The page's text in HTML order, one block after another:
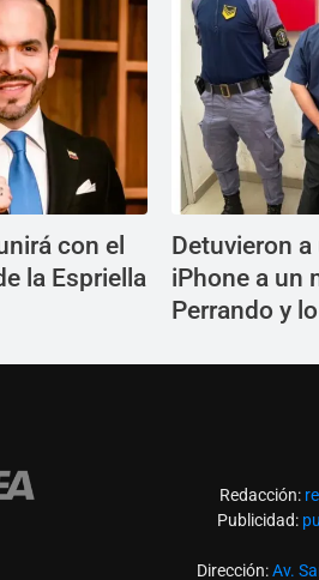
con el
la Espriella
Detuvieron a
iPhone a un
Perrando y
Redacción:
Publicidad:
Dirección:Av.